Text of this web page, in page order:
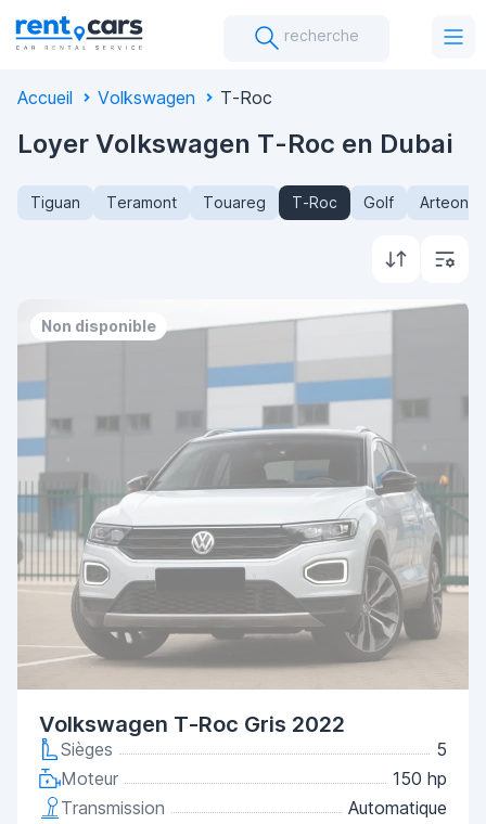
recherche
Accueil Volkswagen T-Roc
Loyer Volkswagen T-Roc en Dubai
Tiguan Teramont Touareg T-Roc Golf Arteon
Non disponible
Volkswagen T-Roc Gris 2022
Sièges
5
Moteur
150 hp
Transmission
Automatique